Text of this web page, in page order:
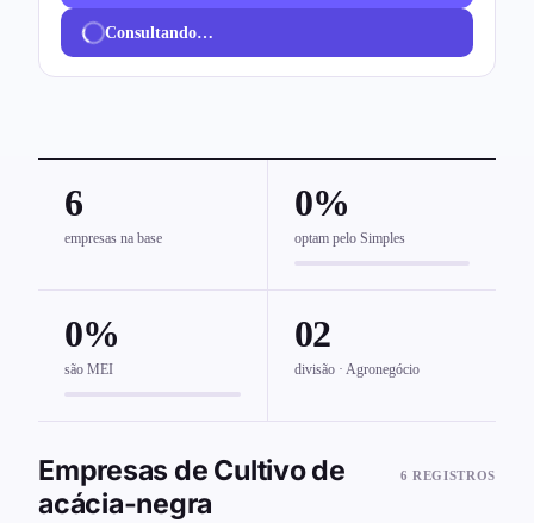
Consultando…
6
empresas na base
0%
optam pelo Simples
0%
são MEI
02
divisão · Agronegócio
Empresas de Cultivo de
acácia-negra
6 REGISTROS